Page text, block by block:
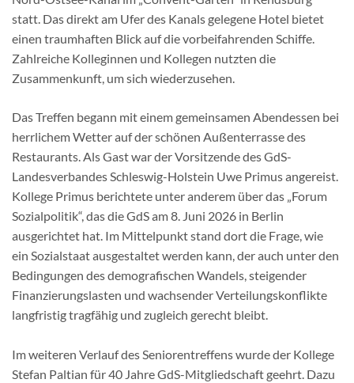
statt. Das direkt am Ufer des Kanals gelegene Hotel bietet
einen traumhaften Blick auf die vorbeifahrenden Schiffe.
Zahlreiche Kolleginnen und Kollegen nutzten die
Zusammenkunft, um sich wiederzusehen.
Das Treffen begann mit einem gemeinsamen Abendessen bei
herrlichem Wetter auf der schönen Außenterrasse des
Restaurants. Als Gast war der Vorsitzende des GdS-
Landesverbandes Schleswig-Holstein Uwe Primus angereist.
Kollege Primus berichtete unter anderem über das „Forum
Sozialpolitik“, das die GdS am 8. Juni 2026 in Berlin
ausgerichtet hat. Im Mittelpunkt stand dort die Frage, wie
ein Sozialstaat ausgestaltet werden kann, der auch unter den
Bedingungen des demografischen Wandels, steigender
Finanzierungslasten und wachsender Verteilungskonflikte
langfristig tragfähig und zugleich gerecht bleibt.
Im weiteren Verlauf des Seniorentreffens wurde der Kollege
Stefan Paltian für 40 Jahre GdS-Mitgliedschaft geehrt. Dazu